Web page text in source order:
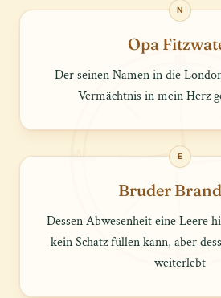
S
W
N
Opa
Der seinen Namen in die
Vermächtnis in mein Herz
E
Bruder
Dessen Abwesenheit eine Leere
kein Schatz füllen kann, aber
weiterlebt